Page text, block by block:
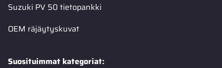
Suzuki PV 50 tietopankki
OEM räjäytyskuvat
Suosituimmat kategoriat: